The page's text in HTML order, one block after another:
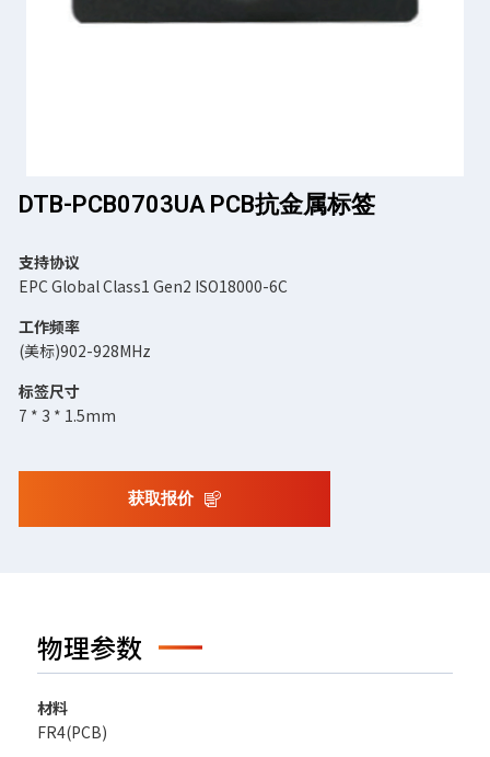
DTB-PCB0703UA PCB抗金属标签
支持协议
EPC Global Class1 Gen2 ISO18000-6C
工作频率
(美标)902-928MHz
标签尺寸
7 * 3 * 1.5mm
获取报价
物理参数
材料
FR4(PCB)